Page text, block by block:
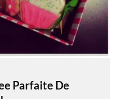
Parfaite De